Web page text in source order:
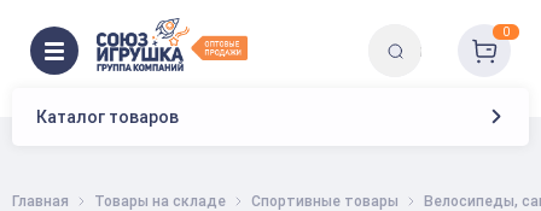
Каталог товаров
0
Главная Товары на складе Спортивные товары Велосипеды,